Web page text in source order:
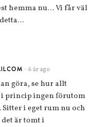
hemma nu… Vi får väl
• 6 år ago
göra, se hur allt
i princip ingen förutom
i eget rum nu och
är tomt i